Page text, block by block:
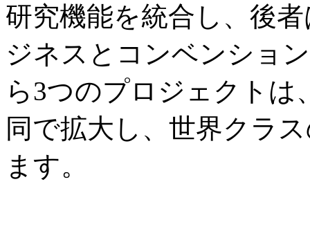
研究機能を統合し、後
ジネスとコンベンショ
ら3つのプロジェクトは
同で拡大し、世界クラ
ます。